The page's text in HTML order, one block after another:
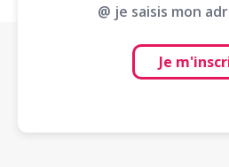
@ je saisis mon
Je